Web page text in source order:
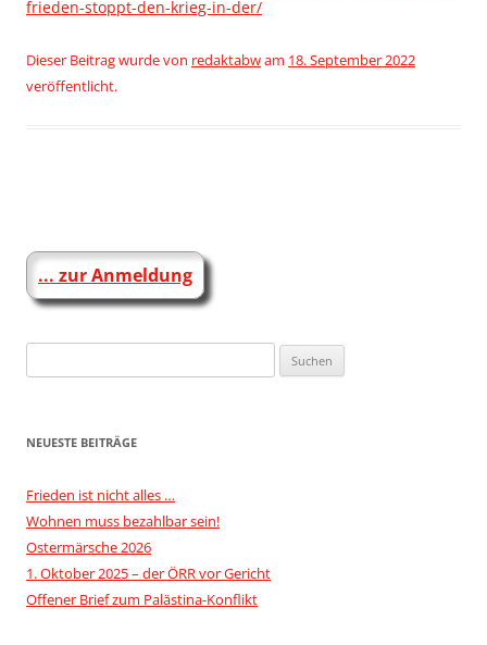
frieden-stoppt-den-krieg-in-der/
Dieser Beitrag wurdevon redaktabwam 18. September 2022
veröffentlicht.
... zur Anmeldung
nach:
NEUESTE BEITRÄGE
Frieden ist nicht alles …
Wohnen muss bezahlbar sein!
Ostermärsche 2026
1. Oktober 2025 – der ÖRR vor Gericht
Offener Brief zum Palästina-Konflikt